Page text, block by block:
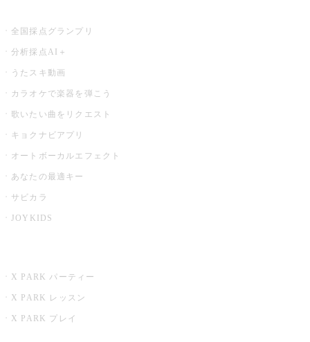
全国採点グランプリ
分析採点AI＋
うたスキ動画
カラオケで楽器を弾こう
歌いたい曲をリクエスト
キョクナビアプリ
オートボーカルエフェクト
あなたの最適キー
サビカラ
JOYKIDS
X PARK パーティー
X PARK レッスン
X PARK プレイ